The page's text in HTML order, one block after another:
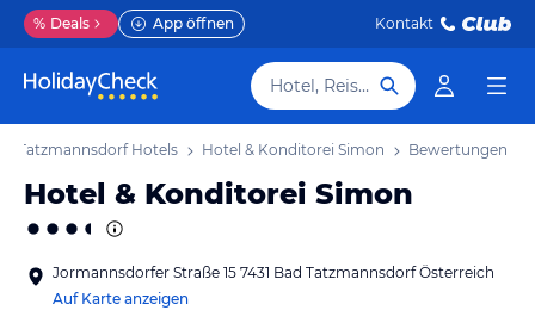
% Deals App öffnen Kontakt
Hotel, Reiseziel
Tatzmannsdorf Hotels Hotel & Konditorei Simon Bewertungen
Hotel & Konditorei Simon
Jormannsdorfer Straße 15 7431 Bad Tatzmannsdorf Österreich
Auf Karte anzeigen